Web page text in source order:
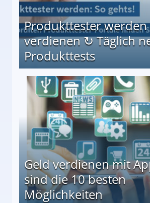
Produkttester
verdienen ↻ Täglich
Produkttests
↻ Täglich neue Produkttests
Geld verdienen mit
sind die 10 besten
Möglichkeiten